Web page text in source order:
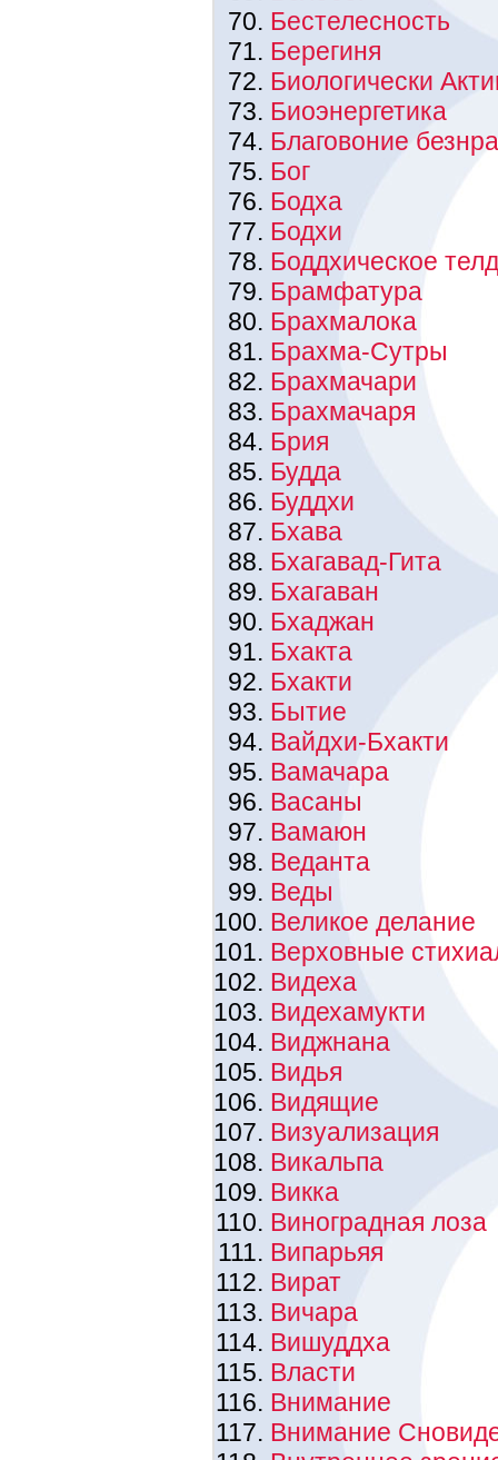
Бестелесность
Берегиня
Биологически
Биоэнергетика
Благовоние
Бог
Бодха
Бодхи
Боддхическое
Брамфатура
Брахмалока
Брахма-Сутры
Брахмачари
Брахмачаря
Брия
Будда
Буддхи
Бхава
Бхагавад-Гита
Бхагаван
Бхаджан
Бхакта
Бхакти
Бытие
Вайдхи-Бхакти
Вамачара
Васаны
Вамаюн
Веданта
Веды
Великое делание
Верховные
Видеха
Видехамукти
Виджнана
Видья
Видящие
Визуализация
Викальпа
Викка
Виноградная лоза
Випарьяя
Вират
Вичара
Вишуддха
Власти
Внимание
Внимание